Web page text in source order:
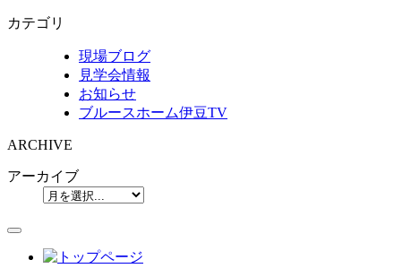
カテゴリ
現場ブログ
見学会情報
お知らせ
ブルースホーム伊豆TV
ARCHIVE
アーカイブ